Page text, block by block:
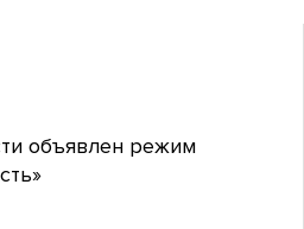
объявлен режим